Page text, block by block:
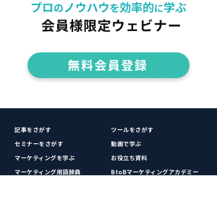
記事をさがす
ツールをさがす
セミナーをさがす
動画で学ぶ
マーケティングを学ぶ
お役立ち資料
マーケティング用語辞典
BtoBマーケティングアカデミー